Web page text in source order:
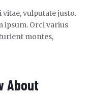
vulputate justo.
ipsum. Orci varius
montes,
About